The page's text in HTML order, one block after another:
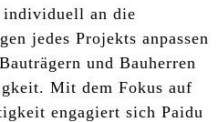
individuell an die
jedes Projekts anpassen
und Bauherren
Mit dem Fokus auf
engagiert sich Paidu